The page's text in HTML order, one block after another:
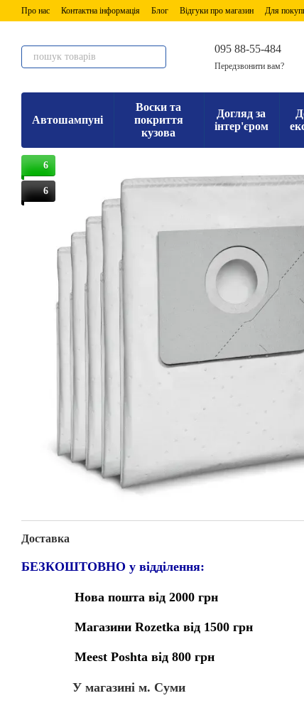
Перейти до основного контенту
Про нас Контактна інформація Блог Відгуки про магазин Для
095 88-55-484
Передзвонити вам?
Автошампуні
Воски та
покриття
кузова
Догляд за
інтер'єром
6
6
Доставка
БЕЗКОШТОВНО у відділення:
Нова пошта від 2000 грн
Магазини Rozetka від 1500 грн
Meest Poshta від 800 грн
У магазині м. Суми